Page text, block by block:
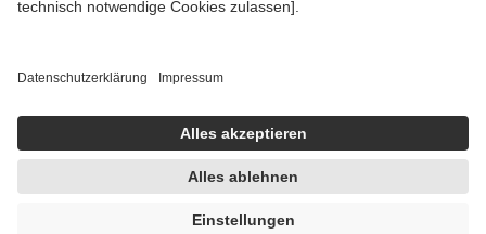
getroffen, um sicherzustellen, dass es sich um echte Bewertungen
https://help.etrusted.com/hc/de/articles/4419944605341
Einige Bilder und Inhalte wurden unter Zuhilfenahme künstlicher